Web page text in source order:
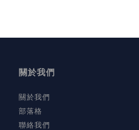
關於我們
關於我們
部落格
聯絡我們